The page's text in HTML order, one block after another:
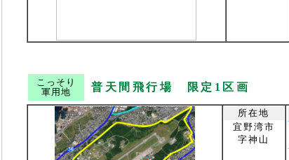
こっそり
軍用地
普天間飛行場 限定1区画
所在地
宜野湾市
字神山